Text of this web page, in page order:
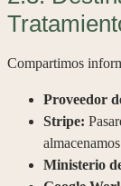
Compartimos
Proveedor
Stripe:
Ministerio